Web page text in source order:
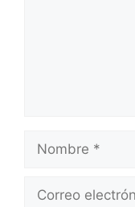
Nombre
Correo